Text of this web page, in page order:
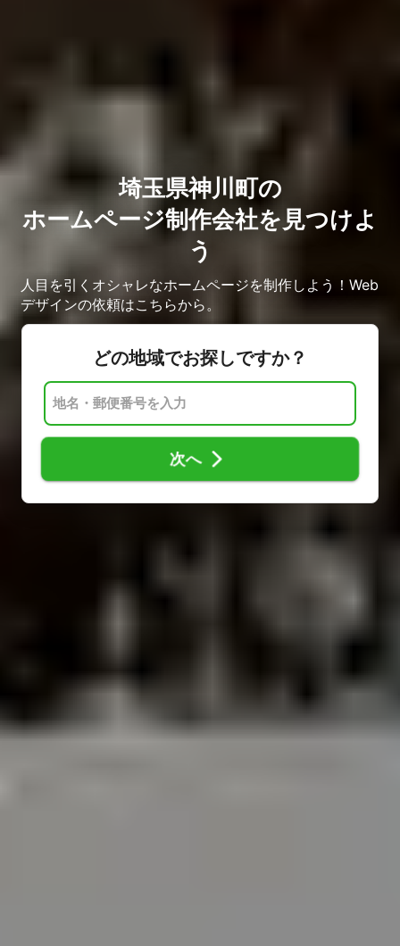
埼玉県神川町の
ホームページ制作会社を見つけよ
う
人目を引くオシャレなホームページを制作しよう！Web
デザインの依頼はこちらから。
どの地域でお探しですか？
次へ